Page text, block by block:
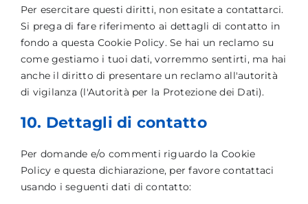
Per esercitare questi diritti, non esitate a contattarci.
Si prega di fare riferimento ai dettagli di contatto in
fondo a questa Cookie Policy. Se hai un reclamo su
come gestiamo i tuoi dati, vorremmo sentirti, ma hai
anche il diritto di presentare un reclamo all'autorità
di vigilanza (l'Autorità per la Protezione dei Dati).
10. Dettagli di contatto
Per domande e/o commenti riguardo la Cookie
Policy e questa dichiarazione, per favore contattaci
usando i seguenti dati di contatto: